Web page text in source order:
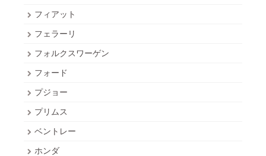
フィアット
フェラーリ
フォルクスワーゲン
フォード
プジョー
プリムス
ベントレー
ホンダ